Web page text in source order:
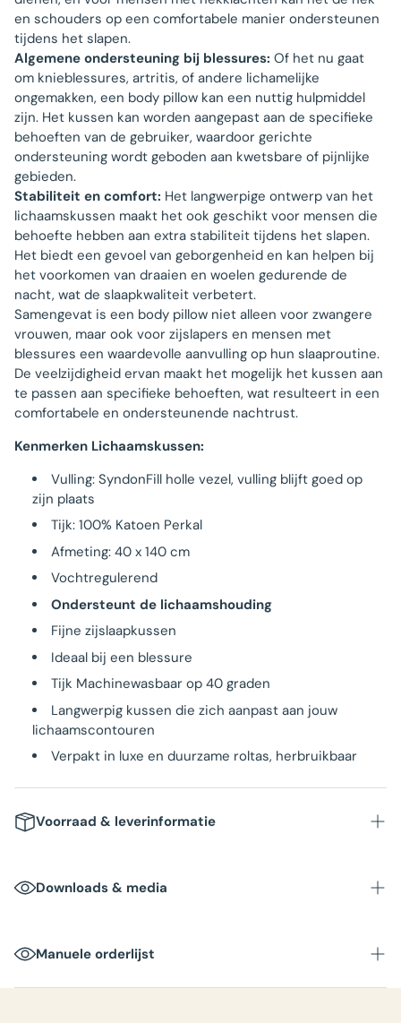
en schouders op een comfortabele manier ondersteunen
tijdens het slapen.
Algemene ondersteuning bij blessures: Of het nu gaat
om knieblessures, artritis, of andere lichamelijke
ongemakken, een body pillow kan een nuttig hulpmiddel
zijn. Het kussen kan worden aangepast aan de specifieke
behoeften van de gebruiker, waardoor gerichte
ondersteuning wordt geboden aan kwetsbare of pijnlijke
gebieden.
Stabiliteit en comfort: Het langwerpige ontwerp van het
lichaamskussen maakt het ook geschikt voor mensen die
behoefte hebben aan extra stabiliteit tijdens het slapen.
Het biedt een gevoel van geborgenheid en kan helpen bij
het voorkomen van draaien en woelen gedurende de
nacht, wat de slaapkwaliteit verbetert.
Samengevat is een body pillow niet alleen voor zwangere
vrouwen, maar ook voor zijslapers en mensen met
blessures een waardevolle aanvulling op hun slaaproutine.
De veelzijdigheid ervan maakt het mogelijk het kussen aan
te passen aan specifieke behoeften, wat resulteert in een
comfortabele en ondersteunende nachtrust.
Kenmerken Lichaamskussen:
Vulling: SyndonFill holle vezel, vulling blijft goed op
zijn plaats
Tijk: 100% Katoen Perkal
Afmeting: 40 x 140 cm
Vochtregulerend
Ondersteunt de lichaamshouding
Fijne zijslaapkussen
Ideaal bij een blessure
Tijk Machinewasbaar op 40 graden
Langwerpig kussen die zich aanpast aan jouw
lichaamscontouren
Verpakt in luxe en duurzame roltas, herbruikbaar
Voorraad & leverinformatie
Downloads & media
Manuele orderlijst